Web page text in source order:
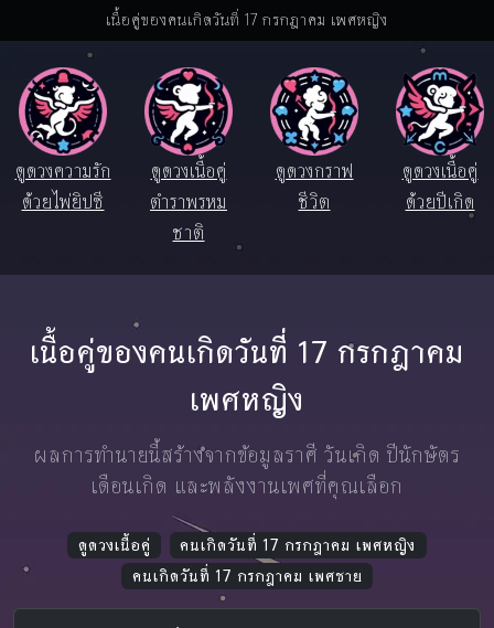
เนื้อคู่ของคนเกิดวันที่ 17 กรกฎาคม เพศหญิง
ดูดวงความรัก
ด้วยไพ่ยิปซี
ดูดวงเนื้อคู่
ตำราพรหม
ชาติ
ดูดวงกราฟ
ชีวิต
ดูดวงเนื้อคู่
ด้วยปีเกิด
เนื้อคู่ของคนเกิดวันที่ 17 กรกฎาคม
เพศหญิง
ผลการทำนายนี้สร้างจากข้อมูลราศี วันเกิด ปีนักษัตร
เดือนเกิด และพลังงานเพศที่คุณเลือก
ดูดวงเนื้อคู่
คนเกิดวันที่ 17 กรกฎาคม เพศหญิง
คนเกิดวันที่ 17 กรกฎาคม เพศชาย